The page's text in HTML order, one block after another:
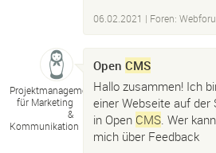
06.02.2021 | Foren:
Projektmanagement
für Marketing
&
Kommunikation
Open CMS
Hallo zusammen! Ich
einer Webseite auf der
in Open CMS. Wer
mich über Feedback